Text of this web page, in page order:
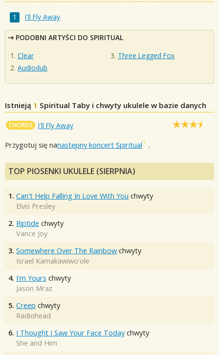
I'll Fly Away
PODOBNI ARTYŚCI DO SPIRITUAL
Clear
Audiodub
Three Legged Fox
Istnieją 1 Spiritual Taby i chwyty ukulele w bazie danych
CHORDS I'll Fly Away
Przygotuj się nanastępny koncert Spiritual .
TOP PIOSENKI UKULELE (SIERPNIA)
1. Can't Help Falling In Love With You chwyty
Elvis Presley
2. Riptide chwyty
Vance Joy
3. Somewhere Over The Rainbow chwyty
Israel Kamakawiwo'ole
4. I'm Yours chwyty
Jason Mraz
5. Creep chwyty
Radiohead
6. I Thought I Saw Your Face Today chwyty
She and Him